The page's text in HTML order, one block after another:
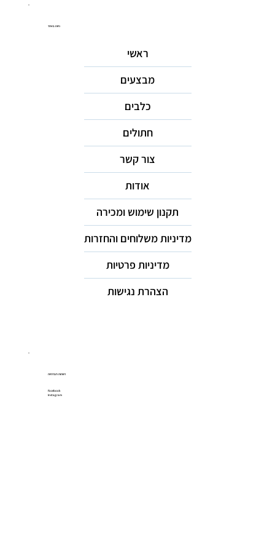
ניווט באתר
ראשי
מבצעים
כלבים
חתולים
צור קשר
אודות
תקנון שימוש ומכירה
מדיניות משלוחים והחזרות
מדיניות פרטיות
הצהרת נגישות
רשתות חברתיות
Facebook
Instagram